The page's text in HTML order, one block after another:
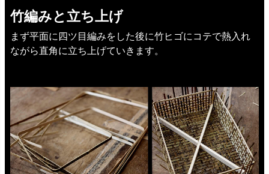
竹編みと立ち上げ
まず平面に四ツ目編みをした後に竹ヒゴにコテで熱入れ
ながら直角に立ち上げていきます。